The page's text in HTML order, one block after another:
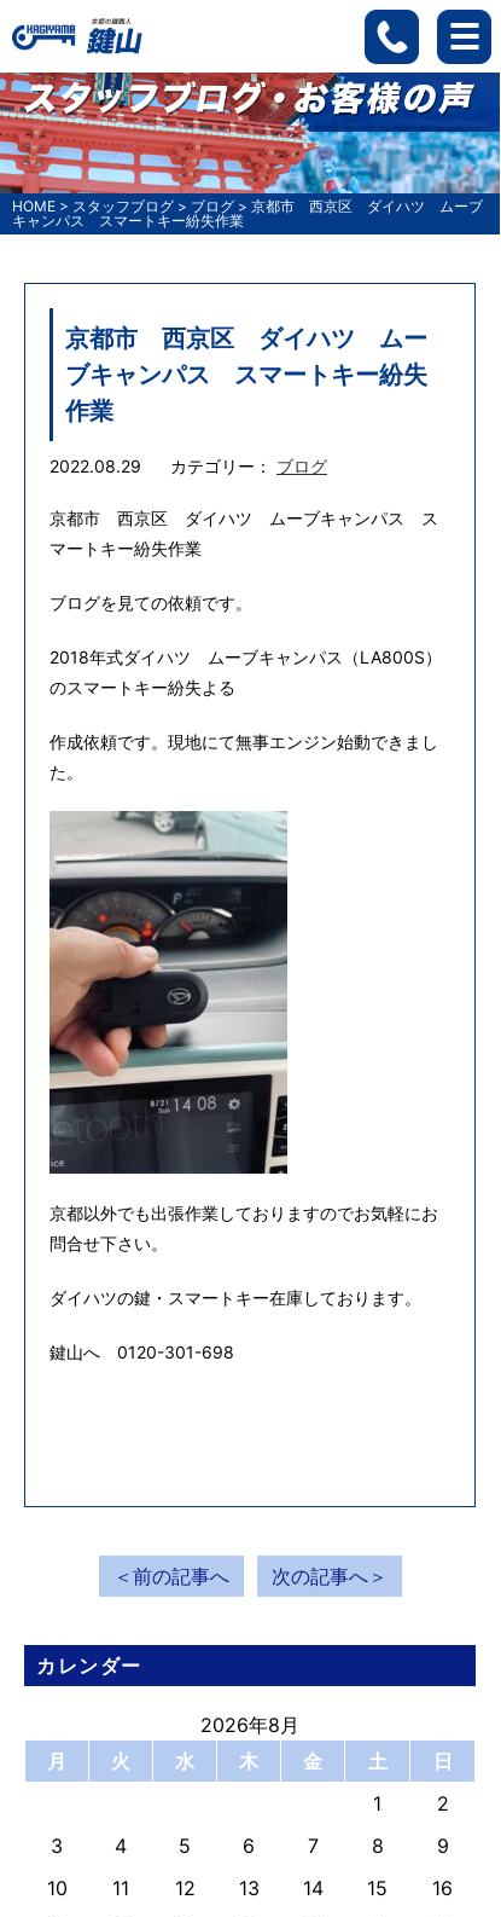
HOME > スタッフブログ > ブログ > 京都市 西京区 ダイハツ ムーブ
キャンパス スマートキー紛失作業
京都市 西京区 ダイハツ ムー
ブキャンパス スマートキー紛失
作業
2022.08.29 カテゴリー： ブログ
京都市 西京区 ダイハツ ムーブキャンパス ス
マートキー紛失作業
ブログを見ての依頼です。
2018年式ダイハツ ムーブキャンパス（LA800S）
のスマートキー紛失よる
作成依頼です。現地にて無事エンジン始動できまし
た。
京都以外でも出張作業しておりますのでお気軽にお
問合せ下さい。
ダイハツの鍵・スマートキー在庫しております。
鍵山へ 0120-301-698
＜前の記事へ 次の記事へ＞
カレンダー
2026年8月
月
火 水 木 金 土
日
1
2
3
4 5 6 7 8
9
10
11 12 13 14 15
16